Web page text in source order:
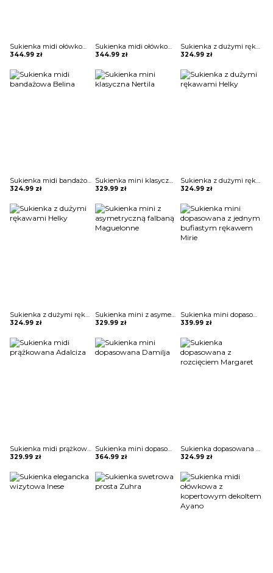
Sukienka midi ołówkowa z kopertowym dekoltem Ayano
344.99 zł
Sukienka midi ołówkowa z kopertowym dekoltem Ayano
344.99 zł
Sukienka z dużymi rękawami Helky
324.99 zł
Sukienka midi bandażowa Belina
324.99 zł
Sukienka mini klasyczna Nertila
329.99 zł
Sukienka z dużymi rękawami Helky
324.99 zł
Sukienka z dużymi rękawami Helky
324.99 zł
Sukienka mini z asymetryczną falbaną Maguelonne
329.99 zł
Sukienka mini dopasowana z jednym bufiastym rękawem Mirie
339.99 zł
Sukienka midi prążkowana Adalciza
329.99 zł
Sukienka mini dopasowana Damilja
364.99 zł
Sukienka dopasowana z rozcięciem Margaret
324.99 zł